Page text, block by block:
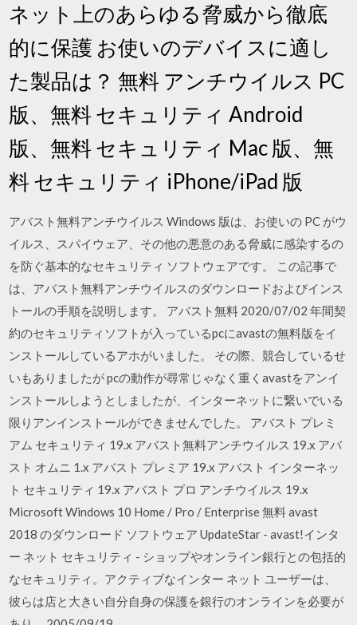
ネット上のあらゆる脅威から徹底
的に保護 お使いのデバイスに適し
た製品は？ 無料 アンチウイルス PC
版、無料 セキュリティ Android
版、無料 セキュリティ Mac 版、無
料 セキュリティ iPhone/iPad 版
アバスト無料アンチウイルス Windows 版は、お使いの PC がウ
イルス、スパイウェア、その他の悪意のある脅威に感染するの
を防ぐ基本的なセキュリティ ソフトウェアです。 この記事で
は、アバスト無料アンチウイルスのダウンロードおよびインス
トールの手順を説明します。 アバスト無料 2020/07/02 年間契
約のセキュリティソフトが入っているpcにavastの無料版をイ
ンストールしているアホがいました。 その際、競合しているせ
いもありましたが pcの動作が尋常じゃなく重くavastをアンイ
ンストールしようとしましたが、インターネットに繋いでいる
限りアンインストールができませんでした。 アバスト プレミ
アム セキュリティ 19.x アバスト無料アンチウイルス 19.x アバ
スト オムニ 1.x アバスト プレミア 19.x アバスト インターネッ
ト セキュリティ 19.x アバスト プロ アンチウイルス 19.x
Microsoft Windows 10 Home / Pro / Enterprise 無料 avast
2018 のダウンロード ソフトウェア UpdateStar - avast!インタ
ー ネット セキュリティ - ショップやオンライン銀行との包括的
なセキュリティ。アクティブなインター ネット ユーザーは、
彼らは店と大きい自分自身の保護を銀行のオンラインを必要が